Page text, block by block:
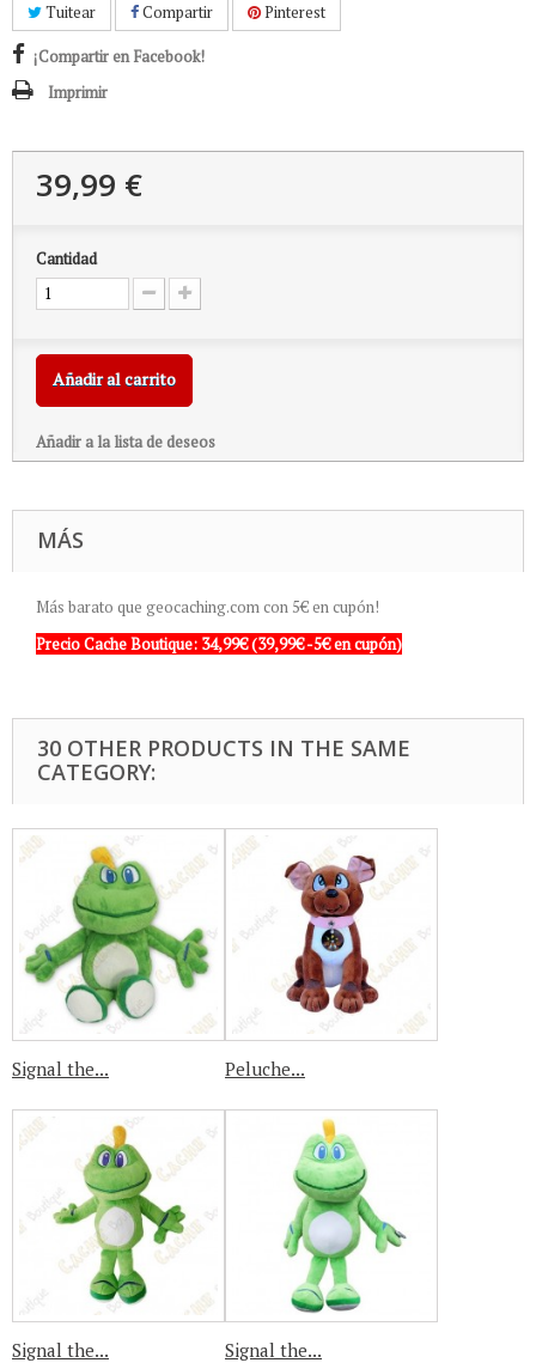
Tuitear Compartir Pinterest
¡Compartir en Facebook!
Imprimir
39,99 €
Cantidad
Añadir al carrito
Añadir a la lista de deseos
MÁS
Más barato que geocaching.com con 5€ en cupón!
Precio Cache Boutique: 34,99€(39,99€ -5€ en cupón)
30 OTHER PRODUCTS IN THE SAME
CATEGORY:
Signal the... Peluche...
Signal the... Signal the...